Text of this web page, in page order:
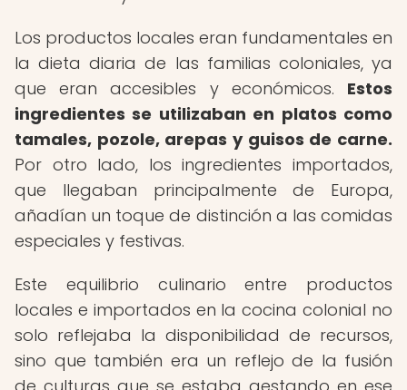
Los productos locales eran fundamentales en
la dieta diaria de las familias coloniales, ya
que eran accesibles y económicos. Estos
ingredientes se utilizaban en platos como
tamales, pozole, arepas y guisos de carne.
Por otro lado, los ingredientes importados,
que llegaban principalmente de Europa,
añadían un toque de distinción a las comidas
especiales y festivas.
Este equilibrio culinario entre productos
locales e importados en la cocina colonial no
solo reflejaba la disponibilidad de recursos,
sino que también era un reflejo de la fusión